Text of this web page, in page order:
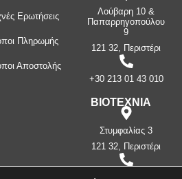
Ερωτήσεις
Πληρωμής
Αποστολής
Λούβαρη 10 &
Παπαρρηγοπούλου
9
121 32, Περιστέρι
+30 213 01 43 010
ΒΙΟΤΕΧΝΙΑ
Στυμφαλίας 3
121 32, Περιστέρι